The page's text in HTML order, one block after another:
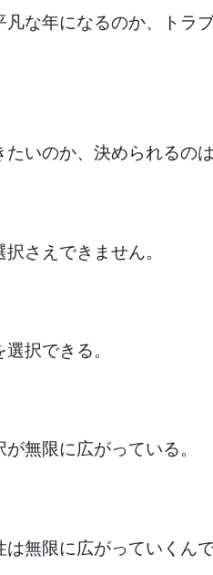
な年になるのか、トラ
いのか、決められるのは
さえできません。
択できる。
無限に広がっている。
無限に広がっていくんで